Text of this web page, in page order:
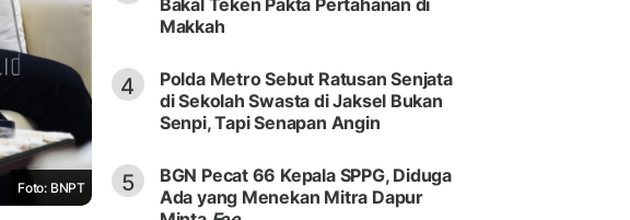
Foto: BNPT
Bakal Teken Pakta Pertahanan di
Makkah
4
Polda Metro Sebut Ratusan Senjata
di Sekolah Swasta di Jaksel Bukan
Senpi, Tapi Senapan Angin
5
BGN Pecat 66 Kepala SPPG, Diduga
Ada yang Menekan Mitra Dapur